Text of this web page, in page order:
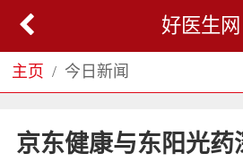
好医生网
主页 今日新闻
京东健康与东阳光药